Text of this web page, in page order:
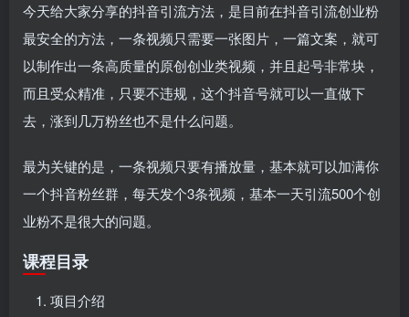
今天给大家分享的抖音引流方法，是目前在抖音引流创业粉
最安全的方法，一条视频只需要一张图片，一篇文案，就可
以制作出一条高质量的原创创业类视频，并且起号非常块，
而且受众精准，只要不违规，这个抖音号就可以一直做下
去，涨到几万粉丝也不是什么问题。
最为关键的是，一条视频只要有播放量，基本就可以加满你
一个抖音粉丝群，每天发个3条视频，基本一天引流500个创
业粉不是很大的问题。
课程目录
项目介绍